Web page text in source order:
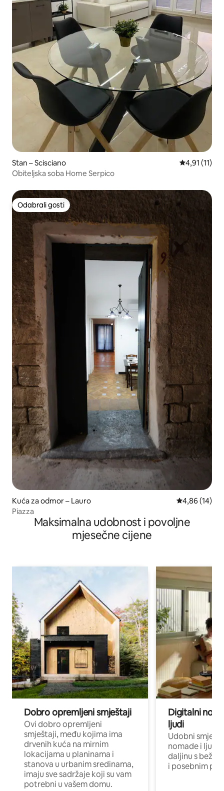
Stan – Scisciano Prosječna
4,91 (11)
Obiteljska soba Home Serpico
Odabrali gosti
Odabrali gosti
Kuća za odmor – Lauro Prosječna
4,86 (14)
Piazza
Maksimalna udobnost i povoljne
mjesečne cijene
Dobro opremljeni smještaji
Ovi dobro opremljeni
smještaji, među kojima ima
drvenih kuća na mirnim
lokacijama u planinama i
stanova u urbanim sredinama,
imaju sve sadržaje koji su vam
potrebni u vašem domu.
Digitalni
ljudi
Udobni
nomade i ljude
daljinu s
i posebnim